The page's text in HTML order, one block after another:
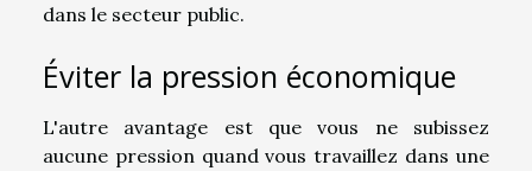
dans le secteur public.
Éviter la pression économique
L'autre avantage est que vous ne subissez
aucune pression quand vous travaillez dans une